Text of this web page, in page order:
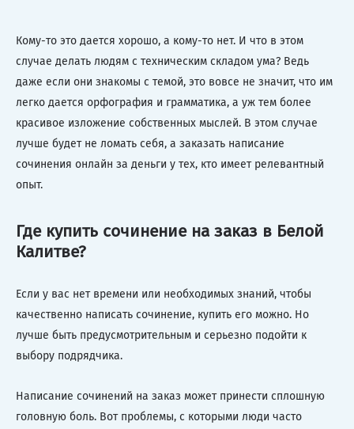
Кому-то это дается хорошо, а кому-то нет. И что в этом
случае делать людям с техническим складом ума? Ведь
даже если они знакомы с темой, это вовсе не значит, что им
легко дается орфография и грамматика, а уж тем более
красивое изложение собственных мыслей. В этом случае
лучше будет не ломать себя, а заказать написание
сочинения онлайн за деньги у тех, кто имеет релевантный
опыт.
Где купить сочинение на заказ в Белой
Калитве?
Если у вас нет времени или необходимых знаний, чтобы
качественно написать сочинение, купить его можно. Но
лучше быть предусмотрительным и серьезно подойти к
выбору подрядчика.
Написание сочинений на заказ может принести сплошную
головную боль. Вот проблемы, с которыми люди часто